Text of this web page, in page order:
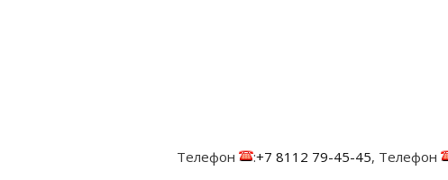
Телефон
:+7 8112 79-45-45, Телефон